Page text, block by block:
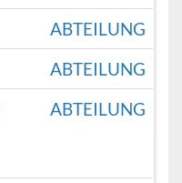
ABTEILUNG
ABTEILUNG
ABTEILUNG